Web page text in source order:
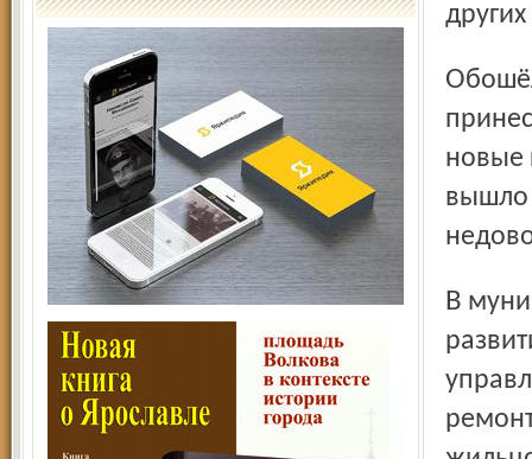
Обошёлся он в 112 тысяч рублей. И в квитанциях,
новые
вышло
В муниципальном бюджетном учреждении (МБУ) «Центр